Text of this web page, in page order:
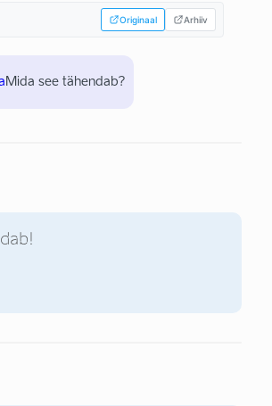
Originaal Arhiiv
Mida see tähendab?